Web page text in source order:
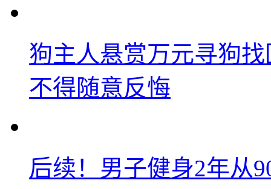
狗主人悬赏万元寻狗
不得随意反悔
后续！男子健身2年从